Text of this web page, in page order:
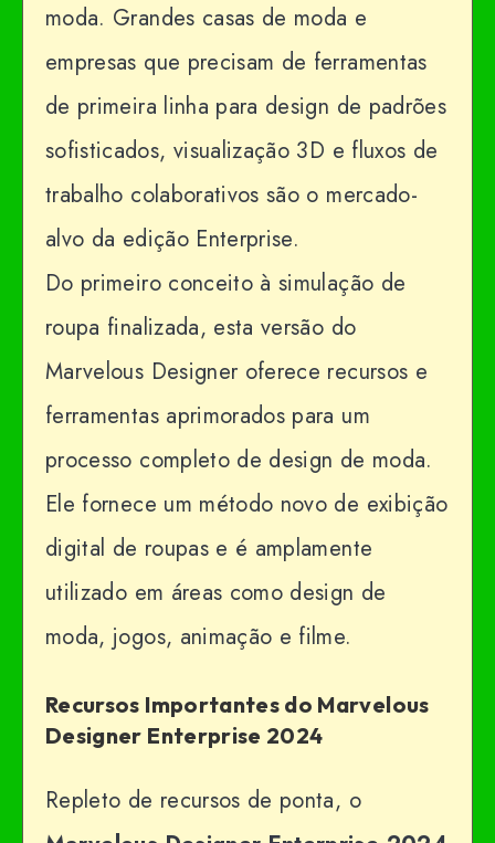
moda. Grandes casas de moda e
empresas que precisam de ferramentas
de primeira linha para design de padrões
sofisticados, visualização 3D e fluxos de
trabalho colaborativos são o mercado-
alvo da edição Enterprise.
Do primeiro conceito à simulação de
roupa finalizada, esta versão do
Marvelous Designer oferece recursos e
ferramentas aprimorados para um
processo completo de design de moda.
Ele fornece um método novo de exibição
digital de roupas e é amplamente
utilizado em áreas como design de
moda, jogos, animação e filme.
Recursos Importantes do Marvelous
Designer Enterprise 2024
Repleto de recursos de ponta, o